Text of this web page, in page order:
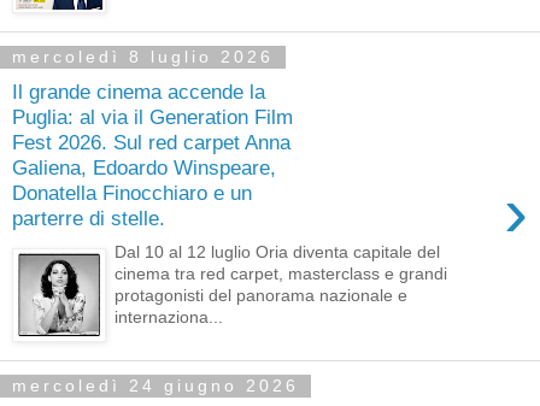
mercoledì 8 luglio 2026
Il grande cinema accende la
Puglia: al via il Generation Film
Fest 2026. Sul red carpet Anna
Galiena, Edoardo Winspeare,
Donatella Finocchiaro e un
parterre di stelle.
›
Dal 10 al 12 luglio Oria diventa capitale del
cinema tra red carpet, masterclass e grandi
protagonisti del panorama nazionale e
internaziona...
mercoledì 24 giugno 2026